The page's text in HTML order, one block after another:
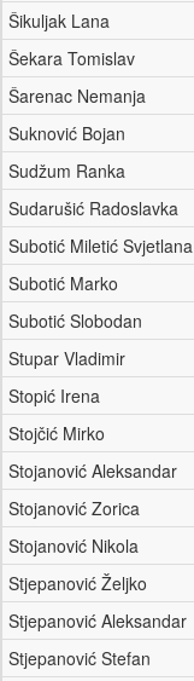
Šikuljak Lana
Šekara Tomislav
Šarenac Nemanja
Suknović Bojan
Sudžum Ranka
Sudarušić Radoslavka
Subotić Miletić Svjetlana
Subotić Marko
Subotić Slobodan
Stupar Vladimir
Stopić Irena
Stojčić Mirko
Stojanović Aleksandar
Stojanović Zorica
Stojanović Nikola
Stjepanović Željko
Stjepanović Aleksandar
Stjepanović Stefan